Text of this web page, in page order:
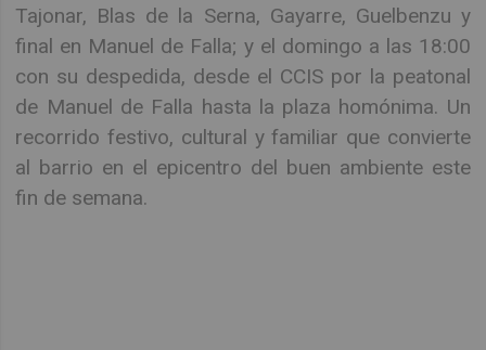
Tajonar, Blas de la Serna, Gayarre, Guelbenzu y
final en Manuel de Falla; y el domingo a las 18:00
con su despedida, desde el CCIS por la peatonal
de Manuel de Falla hasta la plaza homónima. Un
recorrido festivo, cultural y familiar que convierte
al barrio en el epicentro del buen ambiente este
fin de semana.